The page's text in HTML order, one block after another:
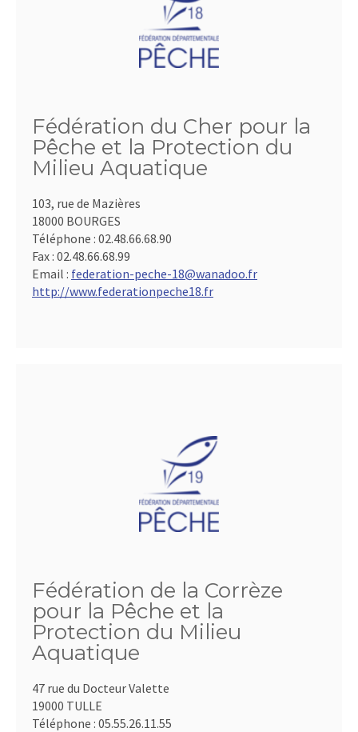
Fédération du Cher pour la
Pêche et la Protection du
Milieu Aquatique
103, rue de Mazières
18000 BOURGES
Téléphone : 02.48.66.68.90
Fax : 02.48.66.68.99
Email : federation-peche-18@wanadoo.fr
http://www.federationpeche18.fr
Fédération de la Corrèze
pour la Pêche et la
Protection du Milieu
Aquatique
47 rue du Docteur Valette
19000 TULLE
Téléphone : 05.55.26.11.55